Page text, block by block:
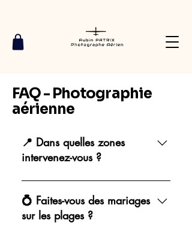
FAQ - Photographie
aérienne
📍 Dans quelles zones
intervenez-vous ?
J’interviens dans toute la Bretagne :
Finistère, Morbihan, Côtes-d’Armor,
Ille-et-Vilaine, ainsi que sur les îles
💍 Faites-vous des mariages
sur les plages ?